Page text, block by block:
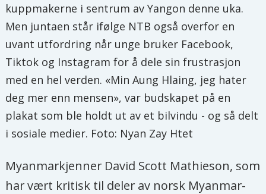
kuppmakerne i sentrum av Yangon denne uka.
Men juntaen står ifølge NTB også overfor en
uvant utfordring når unge bruker Facebook,
Tiktok og Instagram for å dele sin frustrasjon
med en hel verden. «Min Aung Hlaing, jeg hater
deg mer enn mensen», var budskapet på en
plakat som ble holdt ut av et bilvindu - og så delt
i sosiale medier. Foto: Nyan Zay Htet
Myanmarkjenner David Scott Mathieson, som
har vært kritisk til deler av norsk Myanmar-